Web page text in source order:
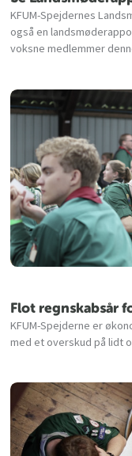
KFUM-Spejdernes
også en
voksne medlemmer
Flot regnskabsår
KFUM-Spejderne er
med et overskud på lidt